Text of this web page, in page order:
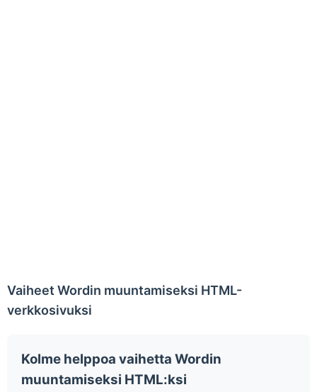
Vaiheet Wordin muuntamiseksi HTML-
verkkosivuksi
Kolme helppoa vaihetta Wordin
muuntamiseksi HTML:ksi